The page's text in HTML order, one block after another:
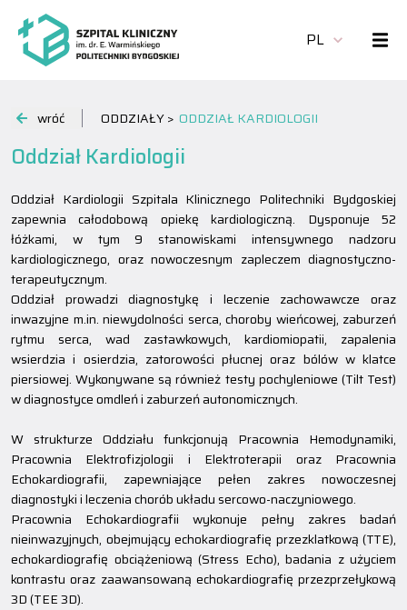
PL
wróć ODDZIAŁY > ODDZIAŁ KARDIOLOGII
Oddział Kardiologii
Oddział Kardiologii Szpitala Klinicznego Politechniki Bydgoskiej
zapewnia całodobową opiekę kardiologiczną. Dysponuje 52
łóżkami, w tym 9 stanowiskami intensywnego nadzoru
kardiologicznego, oraz nowoczesnym zapleczem diagnostyczno-
terapeutycznym.
Oddział prowadzi diagnostykę i leczenie zachowawcze oraz
inwazyjne m.in. niewydolności serca, choroby wieńcowej, zaburzeń
rytmu serca, wad zastawkowych, kardiomiopatii, zapalenia
wsierdzia i osierdzia, zatorowości płucnej oraz bólów w klatce
piersiowej. Wykonywane są również testy pochyleniowe (Tilt Test)
w diagnostyce omdleń i zaburzeń autonomicznych.
W strukturze Oddziału funkcjonują Pracownia Hemodynamiki,
Pracownia Elektrofizjologii i Elektroterapii oraz Pracownia
Echokardiografii, zapewniające pełen zakres nowoczesnej
diagnostyki i leczenia chorób układu sercowo-naczyniowego.
Pracownia Echokardiografii wykonuje pełny zakres badań
nieinwazyjnych, obejmujący echokardiografię przezklatkową (TTE),
echokardiografię obciążeniową (Stress Echo), badania z użyciem
kontrastu oraz zaawansowaną echokardiografię przezprzełykową
3D (TEE 3D).